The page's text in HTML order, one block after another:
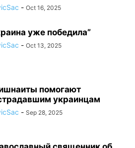
- Oct 16, 2025
уже победила”
- Oct 13, 2025
помогают
украинцам
- Sep 28, 2025